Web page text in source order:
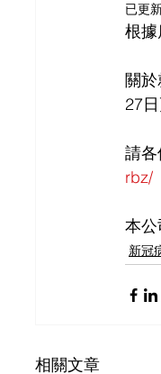
已更
根據
關
27
請各
rbz/
本公
新冠
相關文章